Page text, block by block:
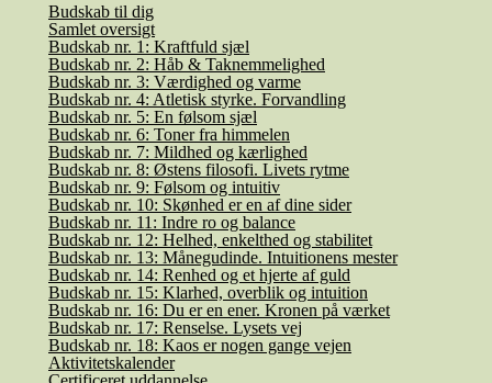
Budskab til dig
Samlet oversigt
Budskab nr. 1: Kraftfuld sjæl
Budskab nr. 2: Håb & Taknemmelighed
Budskab nr. 3: Værdighed og varme
Budskab nr. 4: Atletisk styrke. Forvandling
Budskab nr. 5: En følsom sjæl
Budskab nr. 6: Toner fra himmelen
Budskab nr. 7: Mildhed og kærlighed
Budskab nr. 8: Østens filosofi. Livets rytme
Budskab nr. 9: Følsom og intuitiv
Budskab nr. 10: Skønhed er en af dine sider
Budskab nr. 11: Indre ro og balance
Budskab nr. 12: Helhed, enkelthed og stabilitet
Budskab nr. 13: Månegudinde. Intuitionens mester
Budskab nr. 14: Renhed og et hjerte af guld
Budskab nr. 15: Klarhed, overblik og intuition
Budskab nr. 16: Du er en ener. Kronen på værket
Budskab nr. 17: Renselse. Lysets vej
Budskab nr. 18: Kaos er nogen gange vejen
Aktivitetskalender